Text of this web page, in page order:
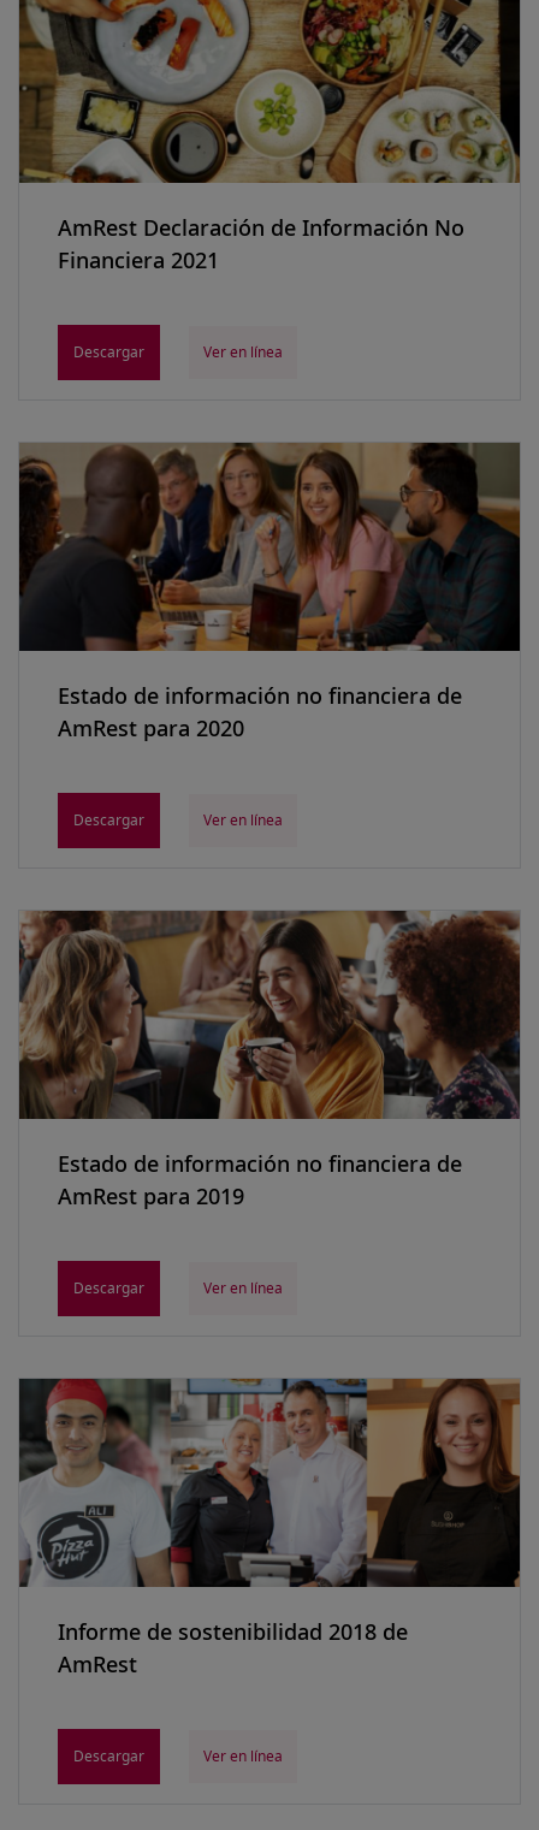
AmRest Declaración de Información No
Financiera 2021
Descargar Ver en línea
Estado de información no financiera de
AmRest para 2020
Descargar Ver en línea
Estado de información no financiera de
AmRest para 2019
Descargar Ver en línea
Informe de sostenibilidad 2018 de
AmRest
Descargar Ver en línea